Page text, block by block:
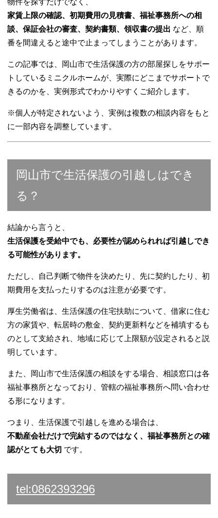
物件を探すだけでなく、
家賃上限の確認、初期費用の見積書、福祉事務所への相
談、保証会社の審査、契約書類、領収書の提出 など、順
番を間違えると途中で止まってしまうことがあります。
この記事では、岡山市で生活保護の方の部屋探しをサポー
トしているミニクルホームが、実際にどこまでサポートで
きるのかを、実例形式でわかりやすくご紹介します。
※個人が特定されないよう、実例は複数の相談内容をもと
に一部内容を調整しています。
岡山市で生活保護の引越しはでき
る？
結論から言うと、
生活保護を受給中でも、必要性が認められれば引越しでき
る可能性があります。
ただし、自己判断で物件を決めたり、先に契約したり、初
期費用を支払ったりするのは注意が必要です。
厚生労働省は、生活保護の住宅扶助について、借家に住む
方の家賃や、転居時の敷金、契約更新料などを補填するも
のとして支給され、地域に応じて上限額が設定されると説
明しています。
また、岡山市で生活保護の相談をする場合、相談窓口は各
福祉事務所となっており、管轄の福祉事務所へ問い合わせ
る形になります。
つまり、生活保護で引越しを進める場合は、
不動産会社だけで完結するのではなく、福祉事務所との確
認がとても大切 です。
tel:0862393296